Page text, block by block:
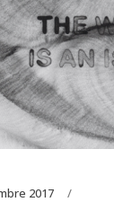
2017